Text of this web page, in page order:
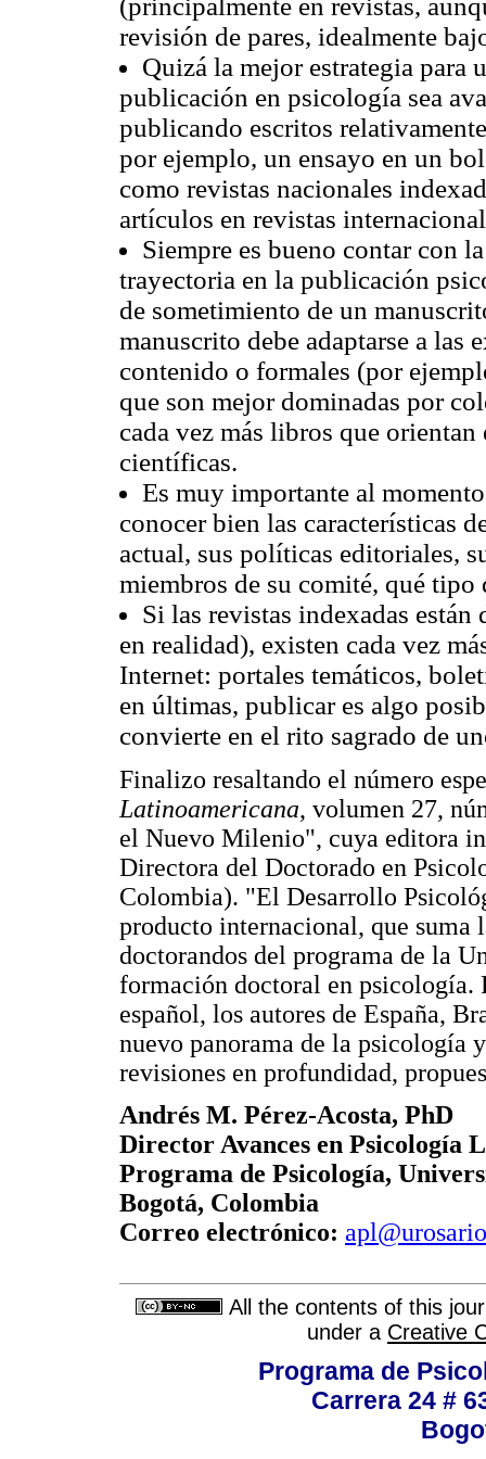
(principalmente en revistas,
revisión de pares, idealmente
Quizá la mejor estrategia para
publicación en psicología sea
publicando escritos
por ejemplo, un ensayo en un
como revistas nacionales
artículos en revistas
Siempre es bueno contar con
trayectoria en la publicación
de sometimiento de un
manuscrito debe adaptarse a las
contenido o formales (por
que son mejor dominadas por
cada vez más libros que
científicas.
Es muy importante al
conocer bien las características
actual, sus políticas editoriales,
miembros de su comité, qué tipo
Si las revistas indexadas
en realidad), existen cada vez
Internet: portales temáticos,
en últimas, publicar es algo
convierte en el rito sagrado de
Finalizo resaltando el número
Latinoamericana, volumen 27,
el Nuevo Milenio", cuya editora
Directora del Doctorado en
Colombia). "El Desarrollo
producto internacional, que suma
doctorandos del programa de la
formación doctoral en psicología.
español, los autores de España,
nuevo panorama de la psicología
revisiones en profundidad,
Andrés M. Pérez-Acosta, PhD
Director Avances en Psicología
Programa de Psicología,
Bogotá, Colombia
Correo electrónico:
All the contents of this
under a Creative
Programa de
Carrera 24 #